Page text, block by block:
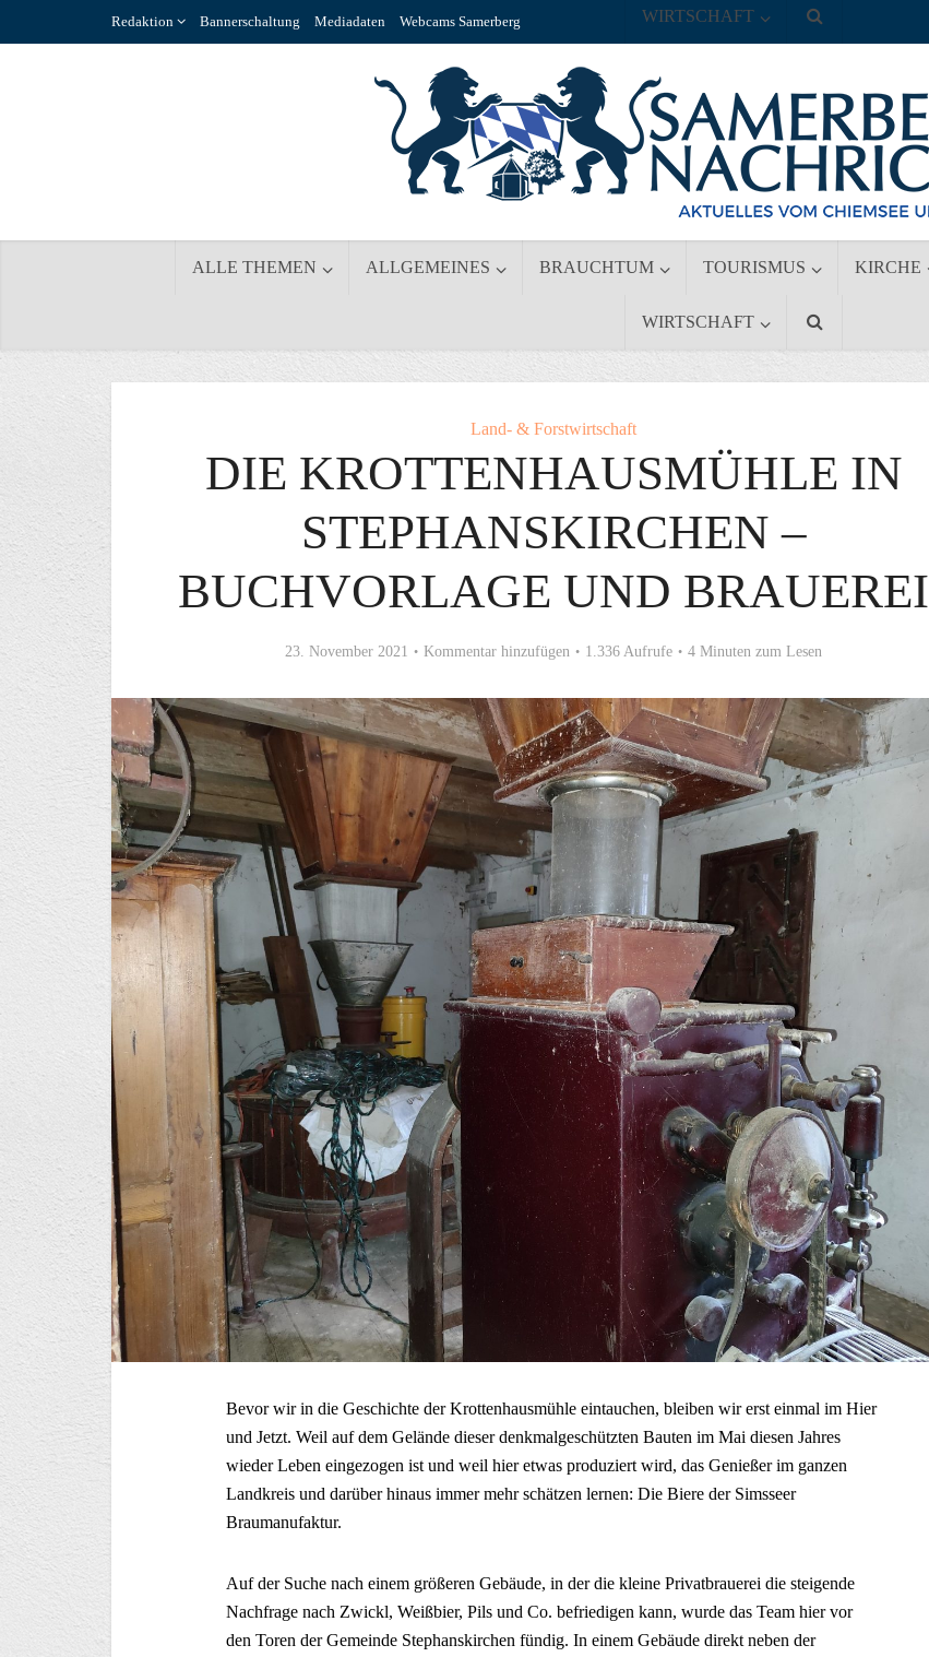
Redaktion Bannerschaltung Mediadaten Webcams Samerberg
ALLE THEMEN ALLGEMEINES BRAUCHTUM TOURISMUS KIRCHE
WIRTSCHAFT
WIRTSCHAFT
Land- & Forstwirtschaft
DIE KROTTENHAUSMÜHLE IN
STEPHANSKIRCHEN –
BUCHVORLAGE UND BRAUEREI
23. November 2021 Kommentar hinzufügen 1.336 Aufrufe 4 Minuten zum Lesen
Bevor wir in die Geschichte der Krottenhausmühle eintauchen, bleiben wir erst einmal im Hier
und Jetzt. Weil auf dem Gelände dieser denkmalgeschützten Bauten im Mai diesen Jahres
wieder Leben eingezogen ist und weil hier etwas produziert wird, das Genießer im ganzen
Landkreis und darüber hinaus immer mehr schätzen lernen: Die Biere der Simsseer
Braumanufaktur.
Auf der Suche nach einem größeren Gebäude, in der die kleine Privatbrauerei die steigende
Nachfrage nach Zwickl, Weißbier, Pils und Co. befriedigen kann, wurde das Team hier vor
den Toren der Gemeinde Stephanskirchen fündig. In einem Gebäude direkt neben der